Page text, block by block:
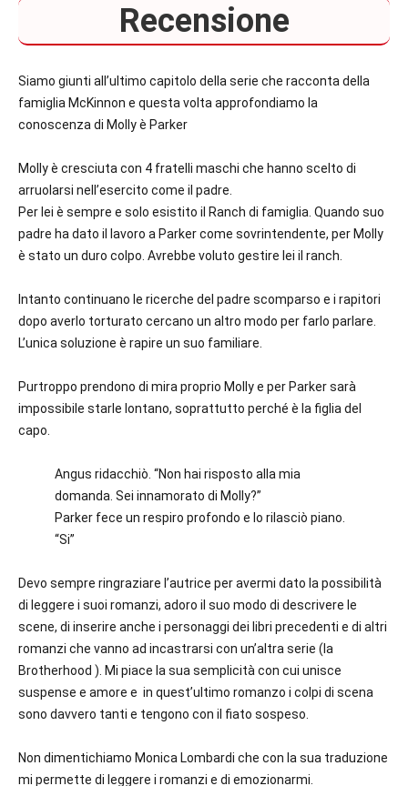
Recensione
Siamo giunti all’ultimo capitolo della serie che racconta della
famiglia McKinnon e questa volta approfondiamo la
conoscenza di Molly è Parker
Molly è cresciuta con 4 fratelli maschi che hanno scelto di
arruolarsi nell’esercito come il padre.
Per lei è sempre e solo esistito il Ranch di famiglia. Quando suo
padre ha dato il lavoro a Parker come sovrintendente, per Molly
è stato un duro colpo. Avrebbe voluto gestire lei il ranch.
Intanto continuano le ricerche del padre scomparso e i rapitori
dopo averlo torturato cercano un altro modo per farlo parlare.
L’unica soluzione è rapire un suo familiare.
Purtroppo prendono di mira proprio Molly e per Parker sarà
impossibile starle lontano, soprattutto perché è la figlia del
capo.
Angus ridacchiò. “Non hai risposto alla mia
domanda. Sei innamorato di Molly?”
Parker fece un respiro profondo e lo rilasciò piano.
“Si”
Devo sempre ringraziare l’autrice per avermi dato la possibilità
di leggere i suoi romanzi, adoro il suo modo di descrivere le
scene, di inserire anche i personaggi dei libri precedenti e di altri
romanzi che vanno ad incastrarsi con un’altra serie (la
Brotherhood ). Mi piace la sua semplicità con cui unisce
suspense e amore e in quest’ultimo romanzo i colpi di scena
sono davvero tanti e tengono con il fiato sospeso.
Non dimentichiamo Monica Lombardi che con la sua traduzione
mi permette di leggere i romanzi e di emozionarmi.